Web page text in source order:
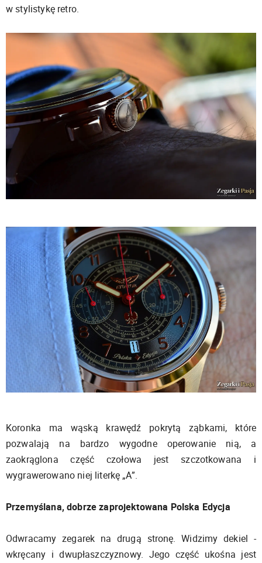
w stylistykę retro.
Koronka ma wąską krawędź pokrytą ząbkami, które
pozwalają na bardzo wygodne operowanie nią, a
zaokrąglona część czołowa jest szczotkowana i
wygrawerowano niej literkę „A”.
Przemyślana, dobrze zaprojektowana Polska Edycja
Odwracamy zegarek na drugą stronę. Widzimy dekiel -
wkręcany i dwupłaszczyznowy. Jego część ukośna jest